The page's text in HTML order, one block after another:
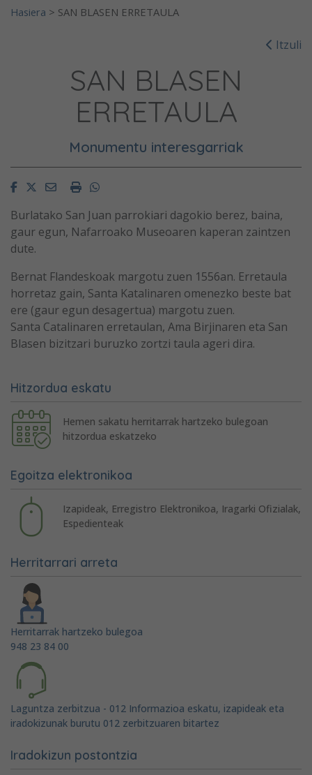
Hasiera > SAN BLASEN ERRETAULA
Itzuli
SAN BLASEN
ERRETAULA
Monumentu interesgarriak
FacebookTwitterEmailImprimirWhatsapp
Burlatako San Juan parrokiari dagokio berez, baina,
gaur egun, Nafarroako Museoaren kaperan zaintzen
dute.
Bernat Flandeskoak margotu zuen 1556an. Erretaula
horretaz gain, Santa Katalinaren omenezko beste bat
ere (gaur egun desagertua) margotu zuen.
Santa Catalinaren erretaulan, Ama Birjinaren eta San
Blasen bizitzari buruzko zortzi taula ageri dira.
Hitzordua eskatu
Hemen sakatu herritarrak hartzeko bulegoan
hitzordua eskatzeko
Egoitza elektronikoa
Izapideak, Erregistro Elektronikoa, Iragarki Ofizialak,
Espedienteak
Herritarrari arreta
Herritarrak hartzeko bulegoa
948 23 84 00
Laguntza zerbitzua - 012 Informazioa eskatu, izapideak eta
iradokizunak burutu 012 zerbitzuaren bitartez
Iradokizun postontzia